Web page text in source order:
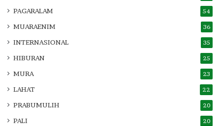
PAGARALAM 54
MUARAENIM 36
INTERNASIONAL 35
HIBURAN 25
MURA 23
LAHAT 22
PRABUMULIH 20
PALI 20